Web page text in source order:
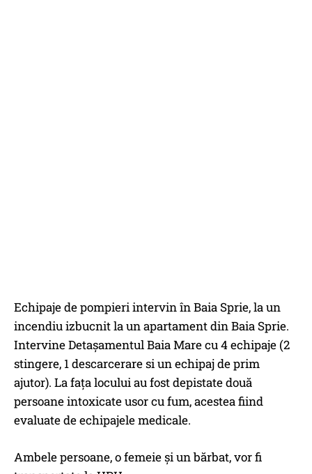
Echipaje de pompieri intervin în Baia Sprie, la un
incendiu izbucnit la un apartament din Baia Sprie.
Intervine Detaşamentul Baia Mare cu 4 echipaje (2
stingere, 1 descarcerare si un echipaj de prim
ajutor). La faţa locului au fost depistate două
persoane intoxicate usor cu fum, acestea fiind
evaluate de echipajele medicale.
Ambele persoane, o femeie şi un bărbat, vor fi